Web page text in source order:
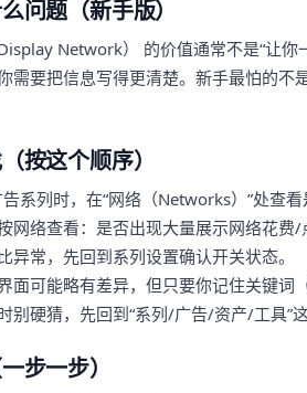
问题（新手版）
Network） 的价值通常不是“让你
需要把信息写得更清楚。新手最怕的不
按这个顺序）
系列时，在“网络（Networks）”处查看
网络查看：是否出现大量展示网络花费/
异常，先回到系列设置确认开关状态。
面可能略有差异，但只要你记住关键
别硬猜，先回到“系列/广告/资产/工具”
步一步）